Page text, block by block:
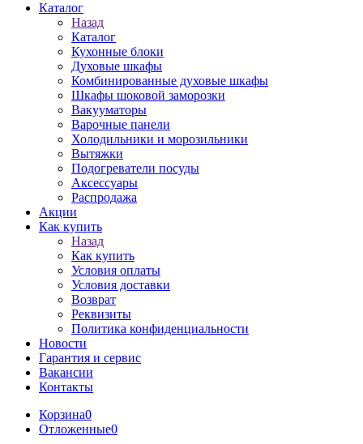
Каталог
Назад
Каталог
Кухонные блоки
Духовые шкафы
Комбинированные духовые шкафы
Шкафы шоковой заморозки
Вакууматоры
Варочные панели
Холодильники и морозильники
Вытяжки
Подогреватели посуды
Аксессуары
Распродажа
Акции
Как купить
Назад
Как купить
Условия оплаты
Условия доставки
Возврат
Реквизиты
Политика конфиденциальности
Новости
Гарантия и сервис
Вакансии
Контакты
Корзина0
Отложенные0